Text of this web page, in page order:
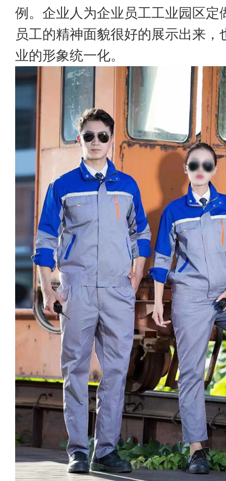
例。企业人为企业员工工业园区定
员工的精神面貌很好的展示出来，
业的形象统一化。